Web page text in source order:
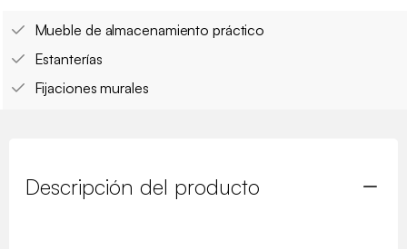
Mueble de almacenamiento práctico
Estanterías
Fijaciones murales
Descripción del producto